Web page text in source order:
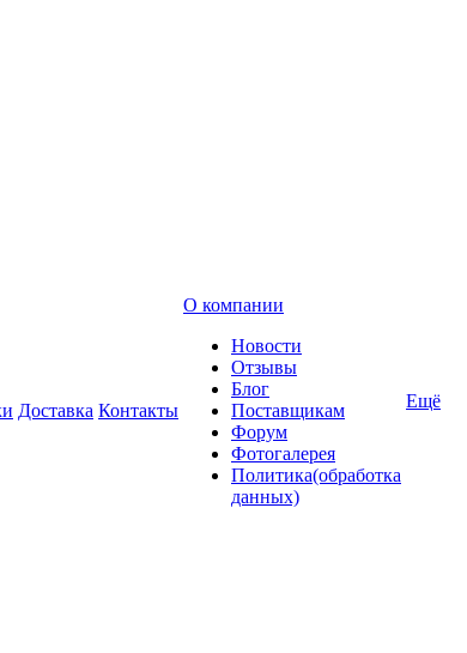
Доставка Контакты
О компании
Новости
Отзывы
Блог
Поставщикам
Форум
Фотогалерея
Политика(обработка
данных)
Ещё